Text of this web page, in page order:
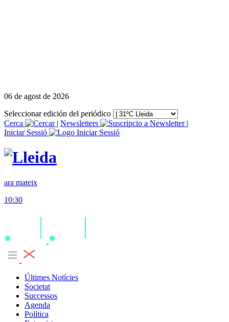
06 de agost de 2026
Seleccionar edición del periódico
Cerca
| Newsletters
|
Iniciar Sessió
ara mateix
10:30
Últimes Notícies
Societat
Successos
Agenda
Política